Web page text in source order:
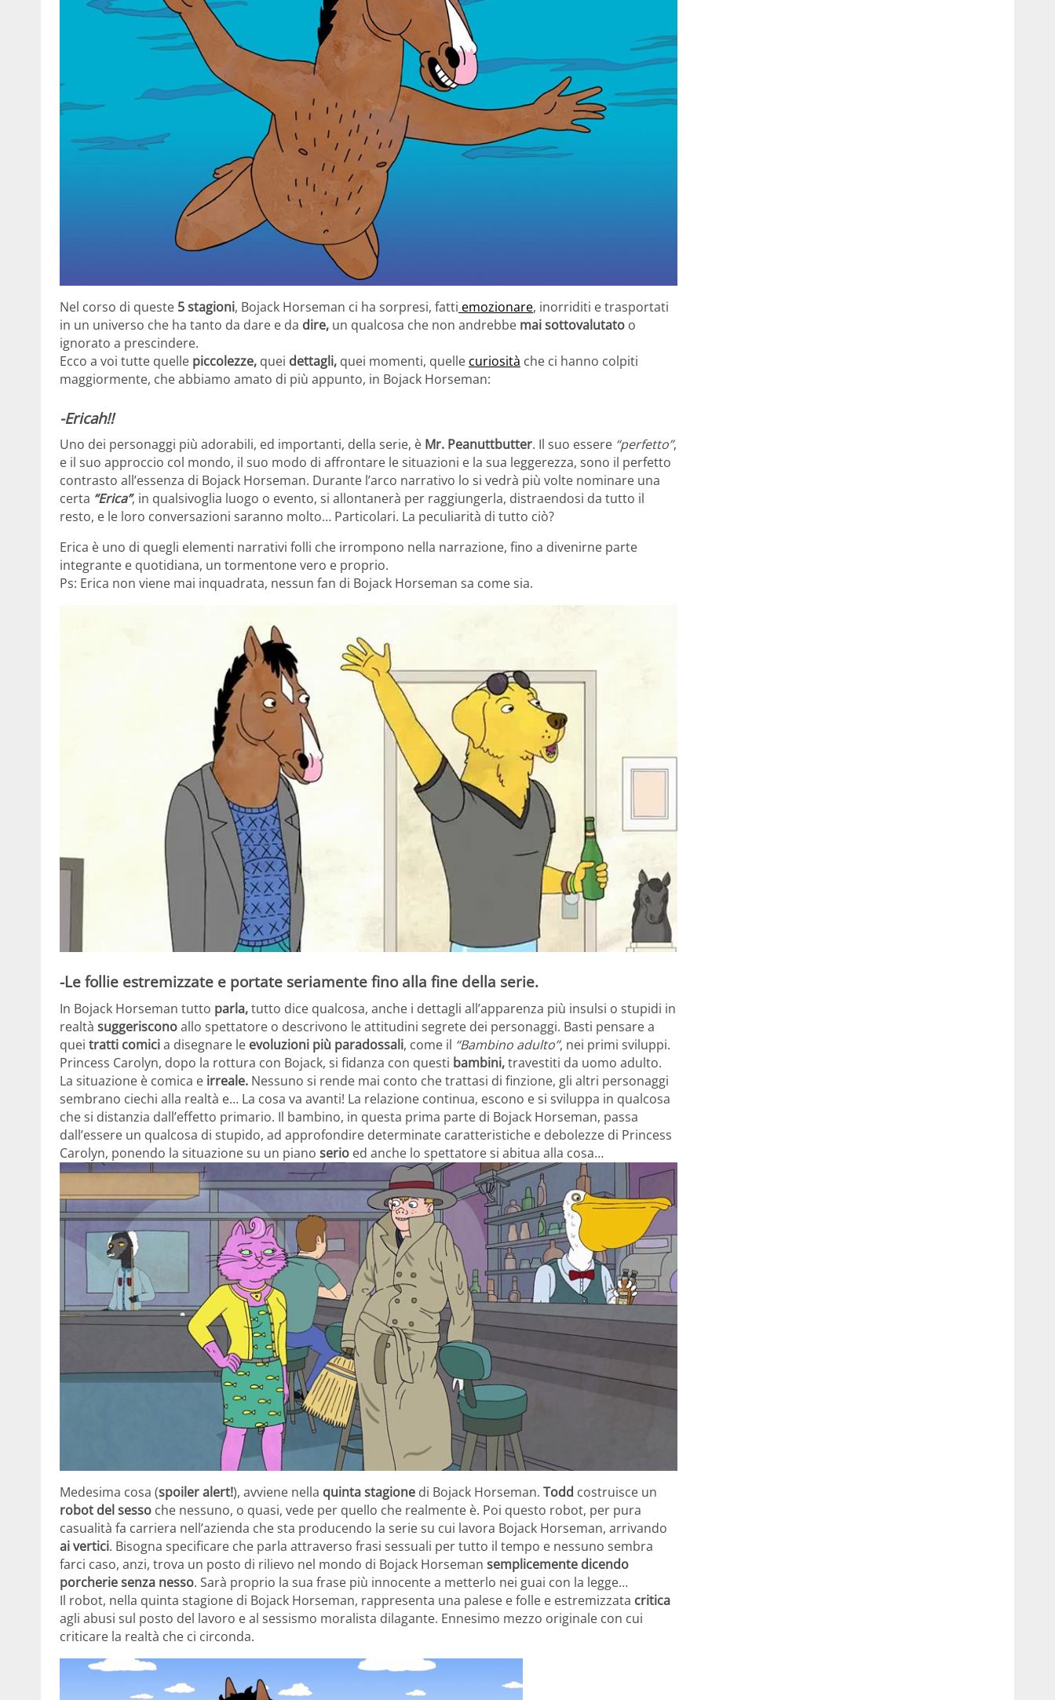
Nel corso di queste 5 stagioni, Bojack Horseman ci ha sorpresi, fatti emozionare, inorriditi e trasportati
in un universo che ha tanto da dare e da dire, un qualcosa che non andrebbe mai sottovalutato o
ignorato a prescindere.
Ecco a voi tutte quelle piccolezze, quei dettagli, quei momenti, quelle curiosità che ci hanno colpiti
maggiormente, che abbiamo amato di più appunto, in Bojack Horseman:
-Ericah!!
Uno dei personaggi più adorabili, ed importanti, della serie, è Mr. Peanuttbutter. Il suo essere “perfetto”,
e il suo approccio col mondo, il suo modo di affrontare le situazioni e la sua leggerezza, sono il perfetto
contrasto all’essenza di Bojack Horseman. Durante l’arco narrativo lo si vedrà più volte nominare una
certa “Erica”, in qualsivoglia luogo o evento, si allontanerà per raggiungerla, distraendosi da tutto il
resto, e le loro conversazioni saranno molto… Particolari. La peculiarità di tutto ciò?
Erica è uno di quegli elementi narrativi folli che irrompono nella narrazione, fino a divenirne parte
integrante e quotidiana, un tormentone vero e proprio.
Ps: Erica non viene mai inquadrata, nessun fan di Bojack Horseman sa come sia.
-Le follie estremizzate e portate seriamente fino alla fine della serie.
In Bojack Horseman tutto parla,tutto dice qualcosa, anche i dettagli all’apparenza più insulsi o stupidi in
realtà suggerisconoallo spettatore o descrivono le attitudini segrete dei personaggi. Basti pensare a
quei tratti comicia disegnare le evoluzioni più paradossali, come il “Bambino adulto”, nei primi sviluppi.
Princess Carolyn, dopo la rottura con Bojack, si fidanza con questi bambini,travestiti da uomo adulto.
La situazione è comica e irreale. Nessuno si rende mai conto che trattasi di finzione, gli altri personaggi
sembrano ciechi alla realtà e… La cosa va avanti! La relazione continua, escono e si sviluppa in qualcosa
che si distanzia dall’effetto primario. Il bambino, in questa prima parte di Bojack Horseman, passa
dall’essere un qualcosa di stupido, ad approfondire determinate caratteristiche e debolezze di Princess
Carolyn, ponendo la situazione su un piano serio ed anche lo spettatore si abitua alla cosa…
Medesima cosa (spoiler alert!), avviene nella quinta stagione di Bojack Horseman. Todd costruisce un
robot del sesso che nessuno, o quasi, vede per quello che realmente è. Poi questo robot, per pura
casualità fa carriera nell’azienda che sta producendo la serie su cui lavora Bojack Horseman, arrivando
ai vertici. Bisogna specificare che parla attraverso frasi sessuali per tutto il tempo e nessuno sembra
farci caso, anzi, trova un posto di rilievo nel mondo di Bojack Horseman semplicemente dicendo
porcherie senza nesso. Sarà proprio la sua frase più innocente a metterlo nei guai con la legge…
Il robot, nella quinta stagione di Bojack Horseman, rappresenta una palese e folle e estremizzata critica
agli abusi sul posto del lavoro e al sessismo moralista dilagante. Ennesimo mezzo originale con cui
criticare la realtà che ci circonda.